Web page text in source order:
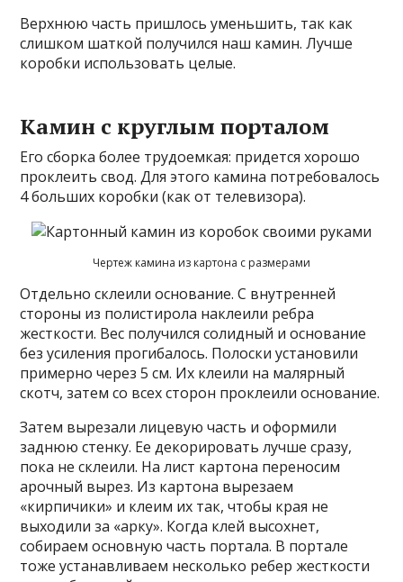
Верхнюю часть пришлось уменьшить, так как
слишком шаткой получился наш камин. Лучше
коробки использовать целые.
Камин с круглым порталом
Его сборка более трудоемкая: придется хорошо
проклеить свод. Для этого камина потребовалось
4 больших коробки (как от телевизора).
Чертеж камина из картона с размерами
Отдельно склеили основание. С внутренней
стороны из полистирола наклеили ребра
жесткости. Вес получился солидный и основание
без усиления прогибалось. Полоски установили
примерно через 5 см. Их клеили на малярный
скотч, затем со всех сторон проклеили основание.
Затем вырезали лицевую часть и оформили
заднюю стенку. Ее декорировать лучше сразу,
пока не склеили. На лист картона переносим
арочный вырез. Из картона вырезаем
«кирпичики» и клеим их так, чтобы края не
выходили за «арку». Когда клей высохнет,
собираем основную часть портала. В портале
тоже устанавливаем несколько ребер жесткости